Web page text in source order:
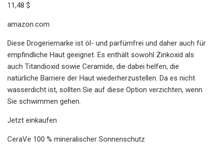
11,48 $
amazon.com
Diese Drogeriemarke ist öl- und parfümfrei und daher auch für
empfindliche Haut geeignet. Es enthält sowohl Zinkoxid als
auch Titandioxid sowie Ceramide, die dabei helfen, die
natürliche Barriere der Haut wiederherzustellen. Da es nicht
wasserdicht ist, sollten Sie auf diese Option verzichten, wenn
Sie schwimmen gehen.
Jetzt einkaufen
CeraVe 100 % mineralischer Sonnenschutz